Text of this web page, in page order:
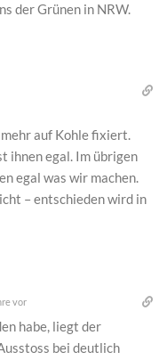
der Grünen in NRW.
auf Kohle fixiert.
ihnen egal. Im übrigen
egal was wir machen.
– entschieden wird in
vor
habe, liegt der
bei deutlich